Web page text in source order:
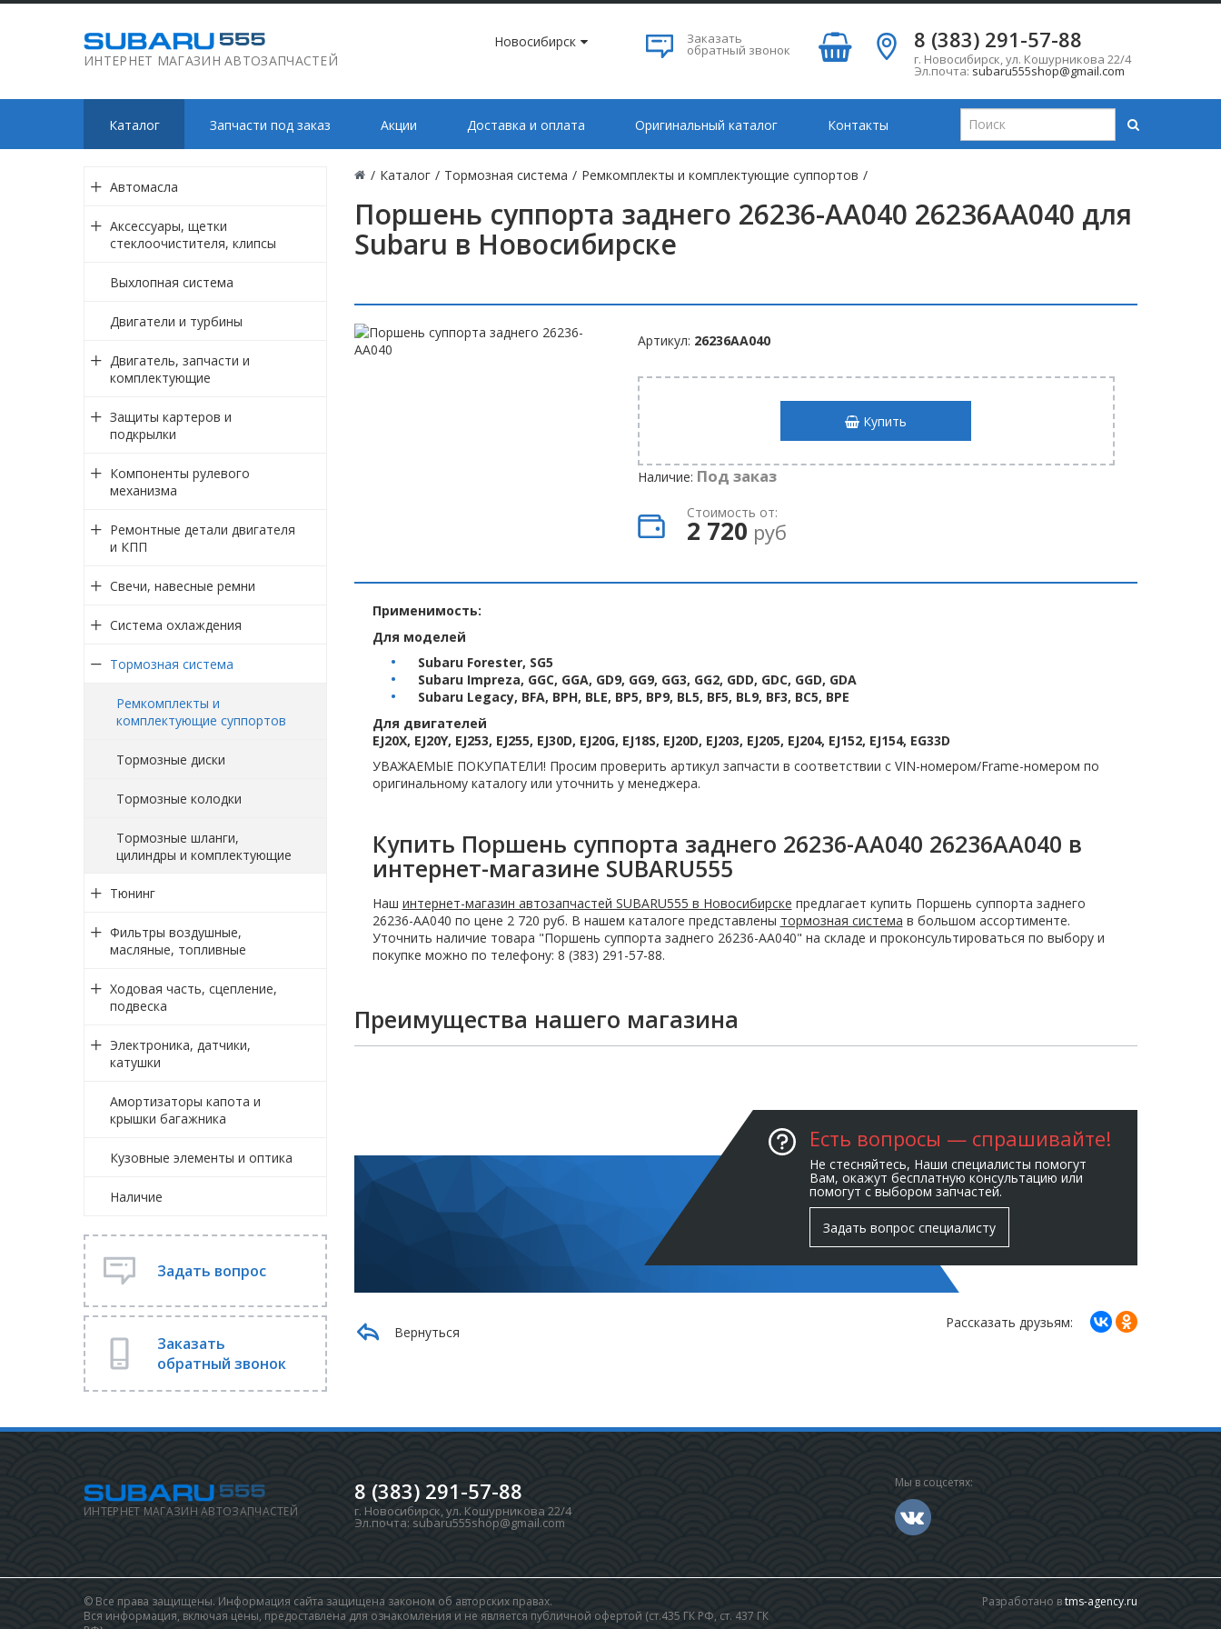
ИНТЕРНЕТ МАГАЗИН АВТОЗАПЧАСТЕЙ
Новосибирск Заказать
обратный звонок 8 (383) 291-57-88
г. Новосибирск,ул. Кошурникова 22/4
Эл.почта: subaru555shop@gmail.com
Каталог Запчасти под заказ Акции Доставка и оплата Оригинальный каталог Контакты
/ Каталог / Тормозная система / Ремкомплекты и комплектующие суппортов /
Поршень суппорта заднего 26236-AA040 26236AA040 для
Subaru в Новосибирске
Автомасла
Аксессуары, щетки
стеклоочистителя, клипсы
Выхлопная система
Двигатели и турбины
Двигатель, запчасти и
комплектующие
Защиты картеров и
подкрылки
Компоненты рулевого
механизма
Ремонтные детали двигателя
и КПП
Свечи, навесные ремни
Система охлаждения
Тормозная система
Ремкомплекты и
комплектующие суппортов
Тормозные диски
Тормозные колодки
Тормозные шланги,
цилиндры и комплектующие
Тюнинг
Фильтры воздушные,
масляные, топливные
Ходовая часть, сцепление,
подвеска
Электроника, датчики,
катушки
Амортизаторы капота и
крышки багажника
Кузовные элементы и оптика
Наличие
Задать вопрос
Заказать
обратный звонок
Артикул: 26236AA040
Купить
Наличие: Под заказ
Стоимость от:
2 720 руб
Применимость:
Для моделей
Subaru Forester, SG5
Subaru Impreza, GGC, GGA, GD9, GG9, GG3, GG2, GDD, GDC, GGD, GDA
Subaru Legacy, BFA, BPH, BLE, BP5, BP9, BL5, BF5, BL9, BF3, BC5, BPE
Для двигателей
EJ20X, EJ20Y, EJ253, EJ255, EJ30D, EJ20G, EJ18S, EJ20D, EJ203, EJ205, EJ204, EJ152, EJ154, EG33D
УВАЖАЕМЫЕ ПОКУПАТЕЛИ! Просим проверить артикул запчасти в соответствии с VIN-номером/Frame-номером по
оригинальному каталогу или уточнить у менеджера.
Купить Поршень суппорта заднего 26236-AA040 26236AA040 в
интернет-магазине SUBARU555
Наш интернет-магазин автозапчастей SUBARU555 в Новосибирске предлагает купить Поршень суппорта заднего
26236-AA040 по цене 2 720 руб. В нашем каталоге представлены тормозная система в большом ассортименте.
Уточнить наличие товара "Поршень суппорта заднего 26236-AA040" на складе и проконсультироваться по выбору и
покупке можно по телефону: 8 (383) 291-57-88.
Преимущества нашего магазина
Есть вопросы — спрашивайте!
Не стесняйтесь, Наши специалисты помогут
Вам, окажут бесплатную консультацию или
помогут с выбором запчастей.
Задать вопрос специалисту
Вернуться
Рассказать друзьям:
ИНТЕРНЕТ МАГАЗИН АВТОЗАПЧАСТЕЙ
8 (383) 291-57-88
г. Новосибирск,ул. Кошурникова 22/4
Эл.почта: subaru555shop@gmail.com
Мы в соцсетях:
© Все права защищены. Информация сайта защищена законом об авторских правах.
Вся информация, включая цены, предоставлена для ознакомления и не является публичной офертой (ст.435 ГК РФ, cт. 437 ГК
Разработано вtms-agency.ru